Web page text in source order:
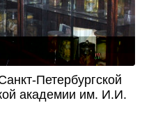
Петербургской
академии им. И.И.